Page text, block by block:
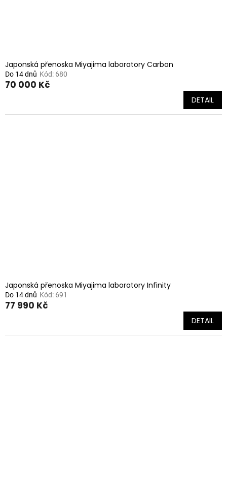
Japonská přenoska Miyajima laboratory Carbon
Do 14 dnů Kód: 680
70 000 Kč
DETAIL
Japonská přenoska Miyajima laboratory Infinity
Do 14 dnů Kód: 691
77 990 Kč
DETAIL